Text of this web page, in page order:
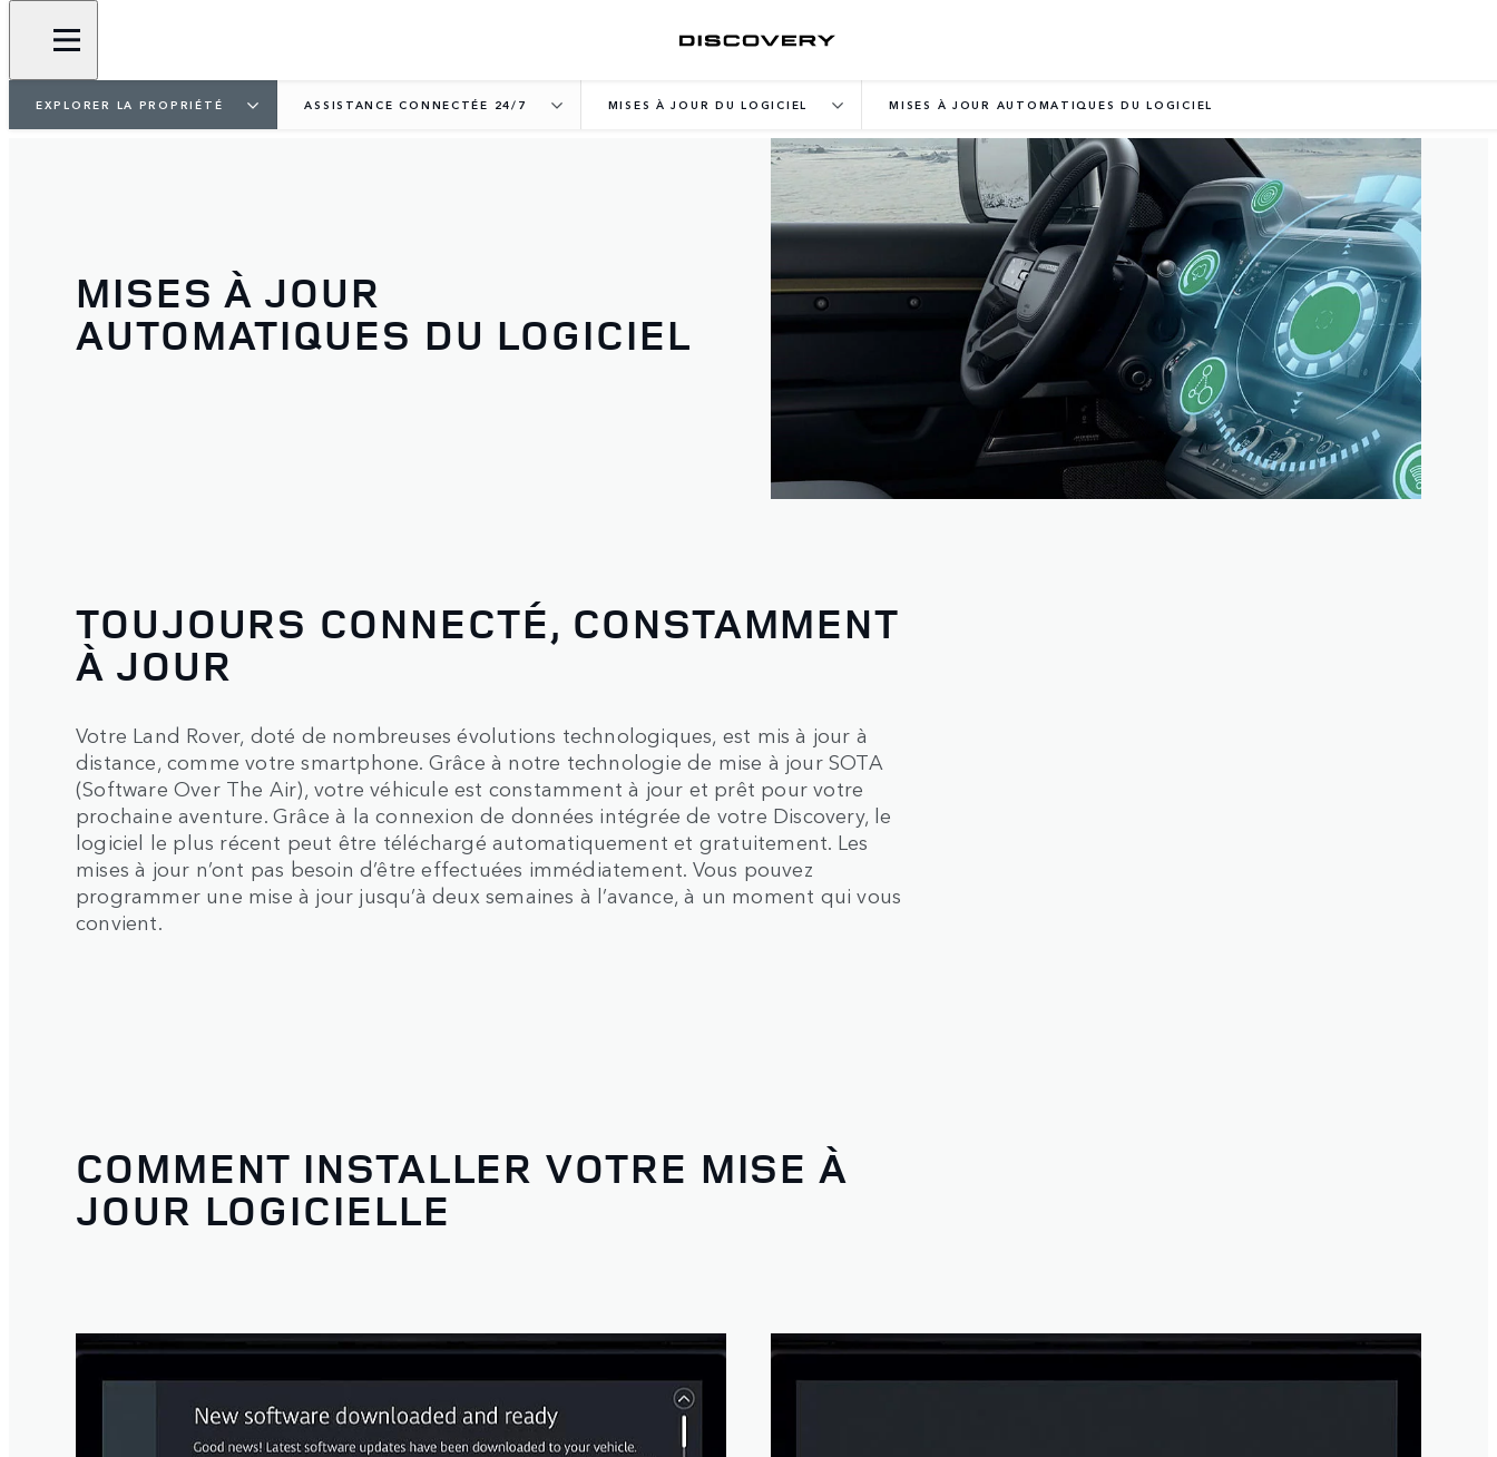
EXPLORER LA PROPRIÉTÉ ASSISTANCE CONNECTÉE 24/7 MISES À JOUR DU LOGICIEL MISES À JOUR AUTOMATIQUES DU LOGICIEL
MISES À JOUR
AUTOMATIQUES DU LOGICIEL
TOUJOURS CONNECTÉ, CONSTAMMENT
À JOUR
Votre Land Rover, doté de nombreuses évolutions technologiques, est mis à jour à
distance, comme votre smartphone. Grâce à notre technologie de mise à jour SOTA
(Software Over The Air), votre véhicule est constamment à jour et prêt pour votre
prochaine aventure. Grâce à la connexion de données intégrée de votre Discovery, le
logiciel le plus récent peut être téléchargé automatiquement et gratuitement. Les
mises à jour n’ont pas besoin d’être effectuées immédiatement. Vous pouvez
programmer une mise à jour jusqu’à deux semaines à l’avance, à un moment qui vous
convient.
COMMENT INSTALLER VOTRE MISE À
JOUR LOGICIELLE